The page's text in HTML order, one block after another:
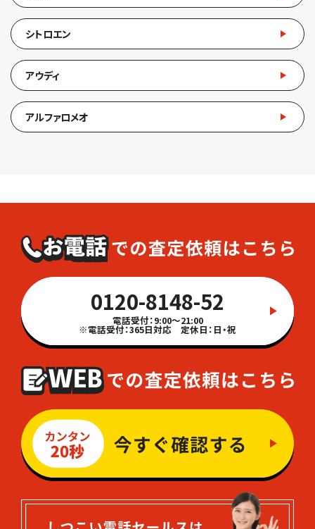
シトロエン
アウディ
アルファロメオ
0120-8148-52
電話受付：9:00～21:00
※電話受付：365日対応 定休日：日・祝